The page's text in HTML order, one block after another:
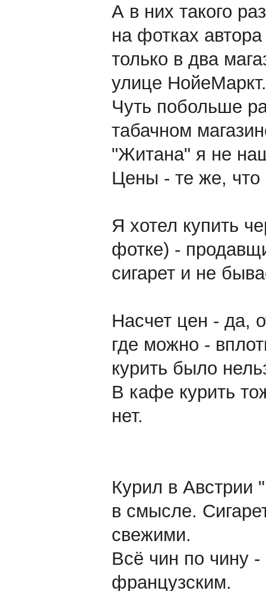
А в них такого
на фотках
только в два
улице НойеМаркт.
Чуть побольше
табачном
"Житана" я не
Цены - те же, что
Я хотел купить
фотке) -
сигарет и не
Насчет цен - да,
где можно -
курить было
В кафе курить
нет.
Курил в Австрии
в смысле.
свежими.
Всё чин по чину
французским.